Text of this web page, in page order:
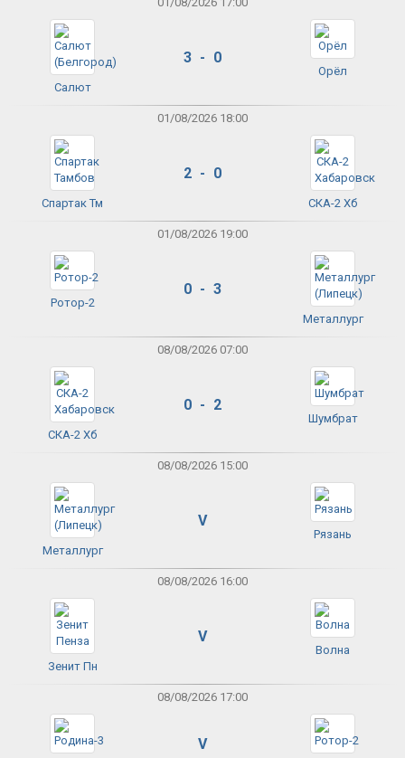
Салют
3 - 0
Орёл
01/08/2026 18:00
Спартак Тм
2 - 0
СКА-2 Хб
01/08/2026 19:00
Ротор-2
0 - 3
Металлург
08/08/2026 07:00
СКА-2 Хб
0 - 2
Шумбрат
08/08/2026 15:00
Металлург
V
Рязань
08/08/2026 16:00
Зенит Пн
V
Волна
08/08/2026 17:00
V